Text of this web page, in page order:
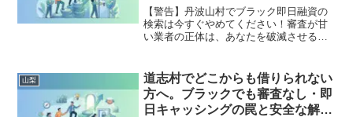
決策
【警告】丹波山村でブラック即日融資の
検索は今すぐやめてください！審査が甘
い業者の正体は、あなたを破滅させる闇
丹波山村で違法業者を避け、借金地獄か
ら抜け出した方々の実体験と確実な解決
策を完全公開。
山梨
道志村でどこからも借りられない
方へ。ブラックでも審査なし・即
日キャッシングの罠と安全な解決